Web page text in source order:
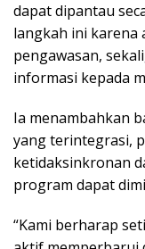
dapat dipantau
langkah ini karena
pengawasan,
informasi kepada
Ia menambahkan
yang terintegrasi,
ketidaksinkronan
program dapat
“Kami berharap